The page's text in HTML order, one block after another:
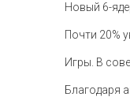
Новый 6-
Почти 20%
Игры. В
Благодаря